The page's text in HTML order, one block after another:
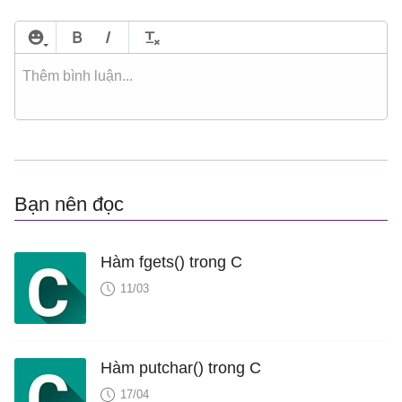
Bạn nên đọc
Hàm fgets() trong C
11/03
Hàm putchar() trong C
17/04